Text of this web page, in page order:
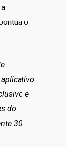
o
aplicativo
e
do
30